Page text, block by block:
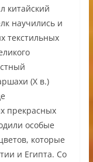
китайский
научились и
текстильных
(X в.)
прекрасных
особые
которые
и Египта. Со